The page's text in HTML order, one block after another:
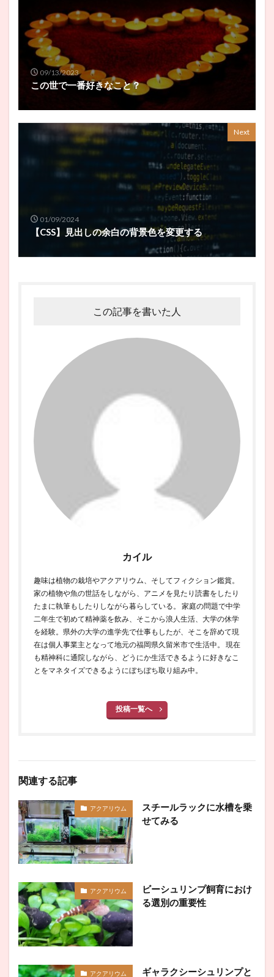
09/13/2023
この世で一番好きなこと？
Next
01/09/2024
【CSS】見出しの余白の背景色を変更する
この記事を書いた人
カイル
趣味は植物の栽培やアクアリウム、そしてフィクション鑑賞。
家の植物や魚の世話をしながら、アニメを見たり読書をしたり
たまに執筆もしたりしながら暮らしている。 家庭の問題で中学
二年生で初めて精神薬を飲み、そこから浪人生活、大学の休学
を経験。県外の大学の進学先で仕事もしたが、そこを辞めて現
在は個人事業主となって地元の福岡県久留米市で生活中。 現在
も精神科に通院しながら、どうにか生活できるように好きなこ
とをマネタイズできるようにぼちぼち取り組み中。
投稿一覧へ
関連する記事
アクアリウム
スチールラックに水槽を乗
せてみる
アクアリウム
ビーシュリンプ飼育におけ
る選別の重要性
アクアリウム
ギャラクシーシュリンプと